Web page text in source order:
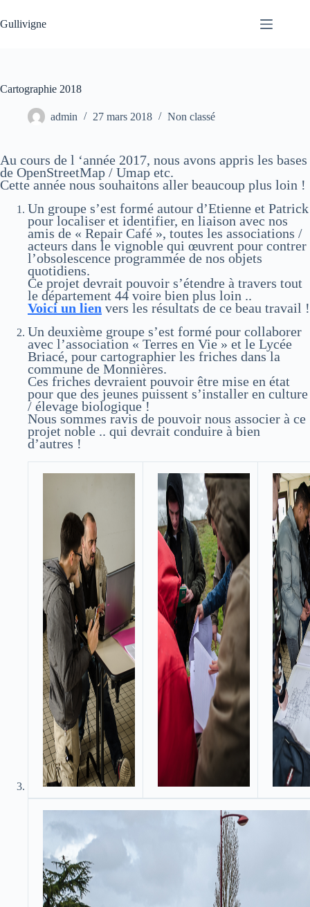
au
contenu
Gullivigne
Cartographie 2018
admin 27 mars 2018 Non classé
Au cours de l ‘année 2017, nous avons appris les bases
de OpenStreetMap / Umap etc.
Cette année nous souhaitons aller beaucoup plus loin !
Un groupe s’est formé autour d’Etienne et Patrick
pour localiser et identifier, en liaison avec nos
amis de « Repair Café », toutes les associations /
acteurs dans le vignoble qui œuvrent pour contrer
l’obsolescence programmée de nos objets
quotidiens.
Ce projet devrait pouvoir s’étendre à travers tout
le département 44 voire bien plus loin ..
Voici un lien vers les résultats de ce beau travail !
Un deuxième groupe s’est formé pour collaborer
avec l’association « Terres en Vie » et le Lycée
Briacé, pour cartographier les friches dans la
commune de Monnières.
Ces friches devraient pouvoir être mise en état
pour que des jeunes puissent s’installer en culture
/ élevage biologique !
Nous sommes ravis de pouvoir nous associer à ce
projet noble .. qui devrait conduire à bien
d’autres !